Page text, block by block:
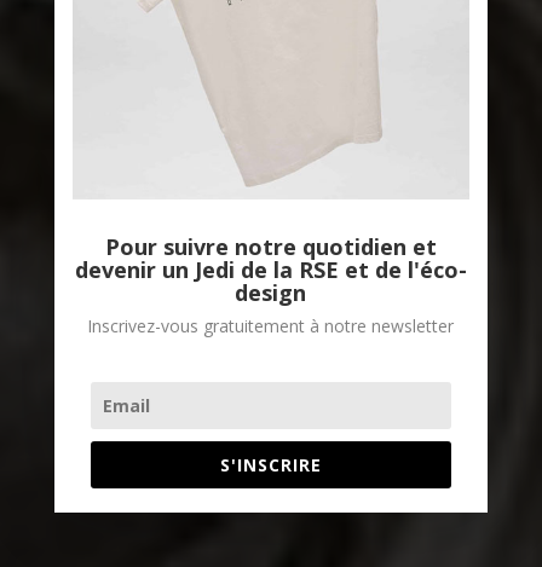
Pour suivre notre quotidien et
devenir un Jedi de la RSE et de l'éco-
design
Inscrivez-vous gratuitement à notre newsletter
S'INSCRIRE